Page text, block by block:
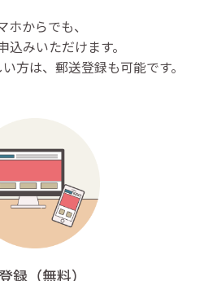
ホからでも、
込みいただけます。
方は、郵送登録も可能です。
録（無料）